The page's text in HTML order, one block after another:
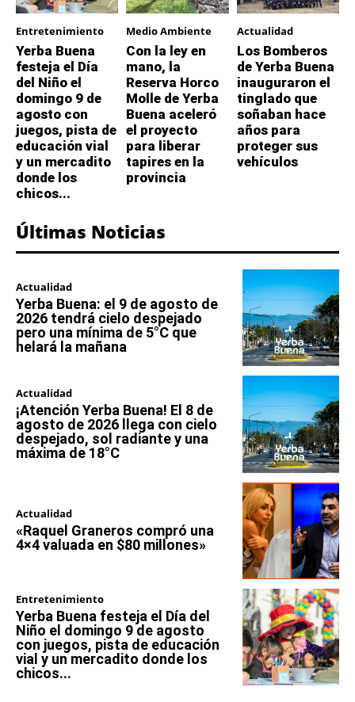
Entretenimiento
Yerba Buena
festeja el Día
del Niño el
domingo 9 de
agosto con
juegos, pista de
educación vial
y un mercadito
donde los
chicos...
Medio Ambiente
Con la ley en
mano, la
Reserva Horco
Molle de Yerba
Buena aceleró
el proyecto
para liberar
tapires en la
provincia
Actualidad
Los Bomberos
de Yerba Buena
inauguraron el
tinglado que
soñaban hace
años para
proteger sus
vehículos
Últimas Noticias
Actualidad
Yerba Buena: el 9 de agosto de
2026 tendrá cielo despejado
pero una mínima de 5°C que
helará la mañana
Actualidad
¡Atención Yerba Buena! El 8 de
agosto de 2026 llega con cielo
despejado, sol radiante y una
máxima de 18°C
Actualidad
«Raquel Graneros compró una
4×4 valuada en $80 millones»
Entretenimiento
Yerba Buena festeja el Día del
Niño el domingo 9 de agosto
con juegos, pista de educación
vial y un mercadito donde los
chicos...